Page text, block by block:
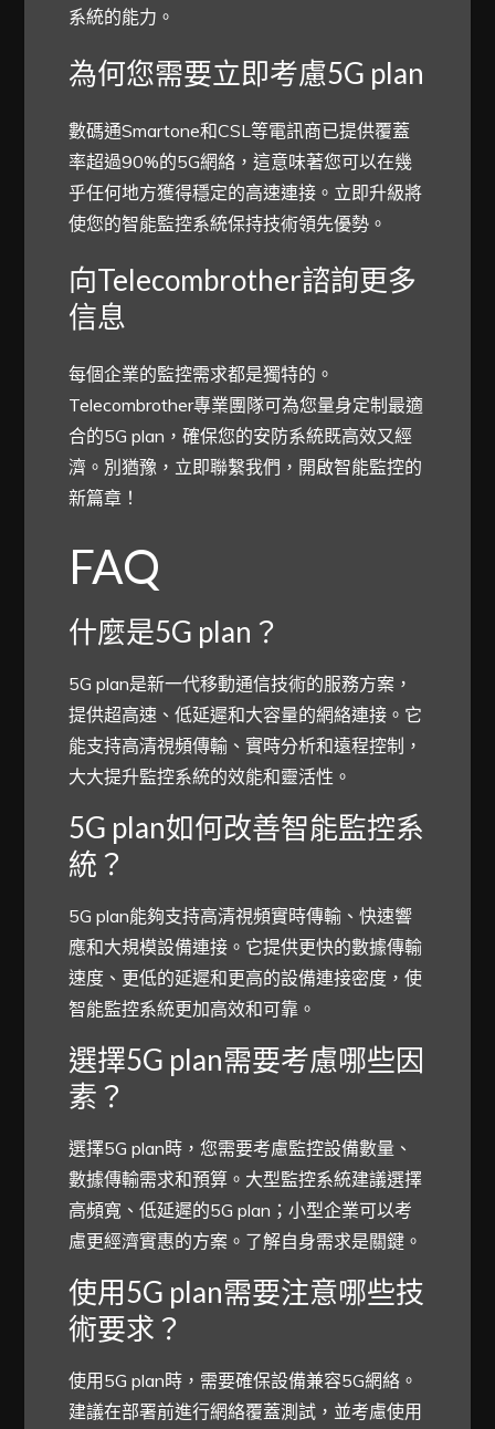
系統的能力。
為何您需要立即考慮5G plan
數碼通Smartone和CSL等電訊商已提供覆蓋
率超過90%的5G網絡，這意味著您可以在幾
乎任何地方獲得穩定的高速連接。立即升級將
使您的智能監控系統保持技術領先優勢。
向Telecombrother諮詢更多
信息
每個企業的監控需求都是獨特的。
Telecombrother專業團隊可為您量身定制最適
合的5G plan，確保您的安防系統既高效又經
濟。別猶豫，立即聯繫我們，開啟智能監控的
新篇章！
FAQ
什麼是5G plan？
5G plan是新一代移動通信技術的服務方案，
提供超高速、低延遲和大容量的網絡連接。它
能支持高清視頻傳輸、實時分析和遠程控制，
大大提升監控系統的效能和靈活性。
5G plan如何改善智能監控系
統？
5G plan能夠支持高清視頻實時傳輸、快速響
應和大規模設備連接。它提供更快的數據傳輸
速度、更低的延遲和更高的設備連接密度，使
智能監控系統更加高效和可靠。
選擇5G plan需要考慮哪些因
素？
選擇5G plan時，您需要考慮監控設備數量、
數據傳輸需求和預算。大型監控系統建議選擇
高頻寬、低延遲的5G plan；小型企業可以考
慮更經濟實惠的方案。了解自身需求是關鍵。
使用5G plan需要注意哪些技
術要求？
使用5G plan時，需要確保設備兼容5G網絡。
建議在部署前進行網絡覆蓋測試，並考慮使用